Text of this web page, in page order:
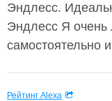
Эндлесс.
Эндлесс Я очень
самостоятельно
Рейтинг Alexa